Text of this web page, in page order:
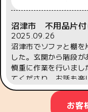
沼津市 不用品片付
2025.09.26
沼津市でソファと棚
した。玄関から階段が
慎重に作業を行いま
てくださり、お話も
た。こちらこそこの
りがとうございました
お客